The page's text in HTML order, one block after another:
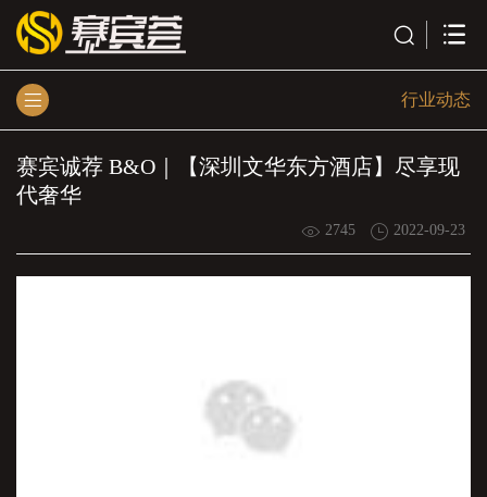
行业动态
赛宾诚荐 B&O｜【深圳文华东方酒店】尽享现
代奢华
2745 2022-09-23